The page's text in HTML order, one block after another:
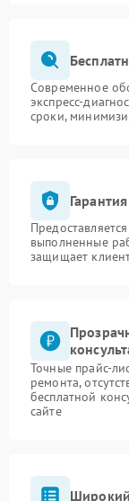
Современное
экспресс-
сроки,
выполненные
защищает
Точные прайс-
ремонта,
бесплатной
сайте
Широкий